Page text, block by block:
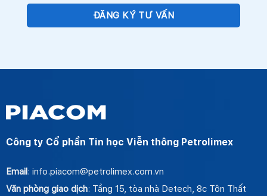
Công ty Cổ phần Tin học Viễn thông Petrolimex
Email: info.piacom@petrolimex.com.vn
Văn phòng giao dịch: Tầng 15, tòa nhà Detech, 8c Tôn Thất